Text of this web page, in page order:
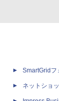
SmartGridフ
ネットショ